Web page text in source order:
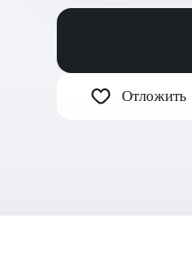
Отложить